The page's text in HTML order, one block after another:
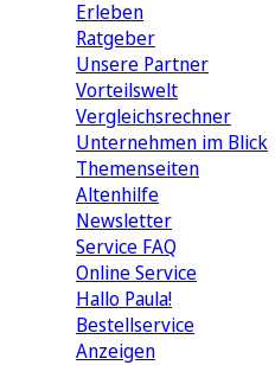
Erleben
Ratgeber
Unsere Partner
Vorteilswelt
Vergleichsrechner
Unternehmen im Blick
Themenseiten
Altenhilfe
Newsletter
Service FAQ
Online Service
Hallo Paula!
Bestellservice
Anzeigen